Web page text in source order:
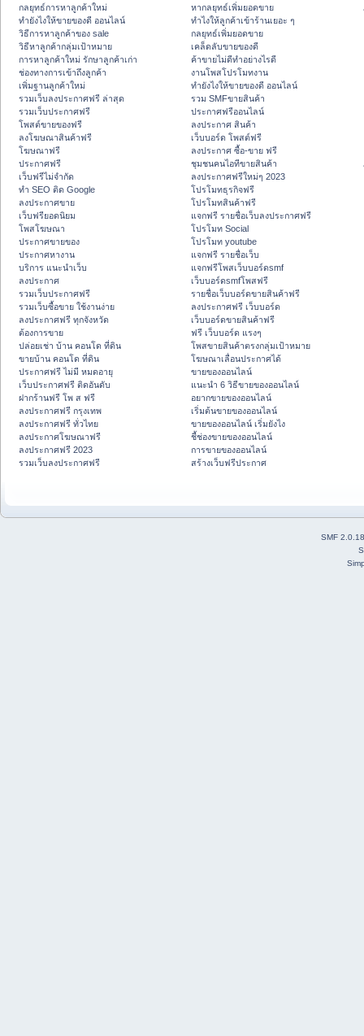
กลยุทธ์การหาลูกค้าใหม่
ทํายังไงให้ขายของดี ออนไลน์
วิธีการหาลูกค้าของ sale
วิธีหาลูกค้ากลุ่มเป้าหมาย
การหาลูกค้าใหม่ รักษาลูกค้าเก่า
ช่องทางการเข้าถึงลูกค้า
เพิ่มฐานลูกค้าใหม่
รวมเว็บลงประกาศฟรี ล่าสุด
รวมเว็บประกาศฟรี
โพสต์ขายของฟรี
ลงโฆษณาสินค้าฟรี
โฆษณาฟรี
ประกาศฟรี
เว็บฟรีไม่จำกัด
ทำ SEO ติด Google
ลงประกาศขาย
เว็บฟรียอดนิยม
โพสโฆษณา
ประกาศขายของ
ประกาศหางาน
บริการ แนะนำเว็บ
ลงประกาศ
รวมเว็บประกาศฟรี
รวมเว็บซื้อขาย ใช้งานง่าย
ลงประกาศฟรี ทุกจังหวัด
ต้องการขาย
ปล่อยเช่า บ้าน คอนโด ที่ดิน
ขายบ้าน คอนโด ที่ดิน
ประกาศฟรี ไม่มี หมดอายุ
เว็บประกาศฟรี ติดอันดับ
ฝากร้านฟรี โพ ส ฟรี
ลงประกาศฟรี กรุงเทพ
ลงประกาศฟรี ทั่วไทย
ลงประกาศโฆษณาฟรี
ลงประกาศฟรี 2023
รวมเว็บลงประกาศฟรี
หากลยุทธ์เพิ่มยอดขาย
ทําไงให้ลูกค้าเข้าร้านเยอะ ๆ
กลยุทธ์เพิ่มยอดขาย
เคล็ดลับขายของดี
ค้าขายไม่ดีทำอย่างไรดี
งานโพสโปรโมทงาน
ทํายังไงให้ขายของดี ออนไลน์
รวม SMFขายสินค้า
ประกาศฟรีออนไลน์
ลงประกาศ สินค้า
เว็บบอร์ด โพสต์ฟรี
ลงประกาศ ซื้อ-ขาย ฟรี
ชุมชนคนไอทีขายสินค้า
ลงประกาศฟรีใหม่ๆ 2023
โปรโมทธุรกิจฟรี
โปรโมทสินค้าฟรี
แจกฟรี รายชื่อเว็บลงประกาศฟรี
โปรโมท Social
โปรโมท youtube
แจกฟรี รายชื่อเว็บ
แจกฟรีโพสเว็บบอร์ดsmf
เว็บบอร์ดsmfโพสฟรี
รายชื่อเว็บบอร์ดขายสินค้าฟรี
ลงประกาศฟรี เว็บบอร์ด
เว็บบอร์ดขายสินค้าฟรี
ฟรี เว็บบอร์ด แรงๆ
โพสขายสินค้าตรงกลุ่มเป้าหมาย
โฆษณาเลื่อนประกาศได้
ขายของออนไลน์
แนะนำ 6 วิธีขายของออนไลน์
อยากขายของออนไลน์
เริ่มต้นขายของออนไลน์
ขายของออนไลน์ เริ่มยังไง
ชี้ช่องขายของออนไลน์
การขายของออนไลน์
สร้างเว็บฟรีประกาศ
SMF 2.0.18